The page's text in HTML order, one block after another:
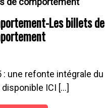
Les billets de
une refonte intégrale du
ICI […]